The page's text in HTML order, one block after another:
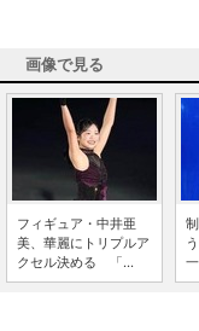
画像で見る
フィギュア・中井亜
美、華麗にトリプルア
クセル決める 「...